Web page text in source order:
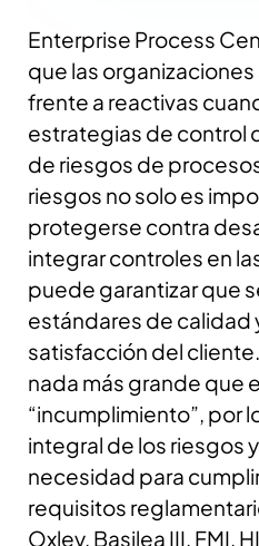
Enterprise Process
que las
frente a reactivas
estrategias de control
de riesgos de
riesgos no solo es
protegerse contra
integrar controles en
puede garantizar que
estándares de calidad
satisfacción del
nada más grande que
“incumplimiento”, por
integral de los riesgos
necesidad para
requisitos
Oxley, Basilea III, FMI,